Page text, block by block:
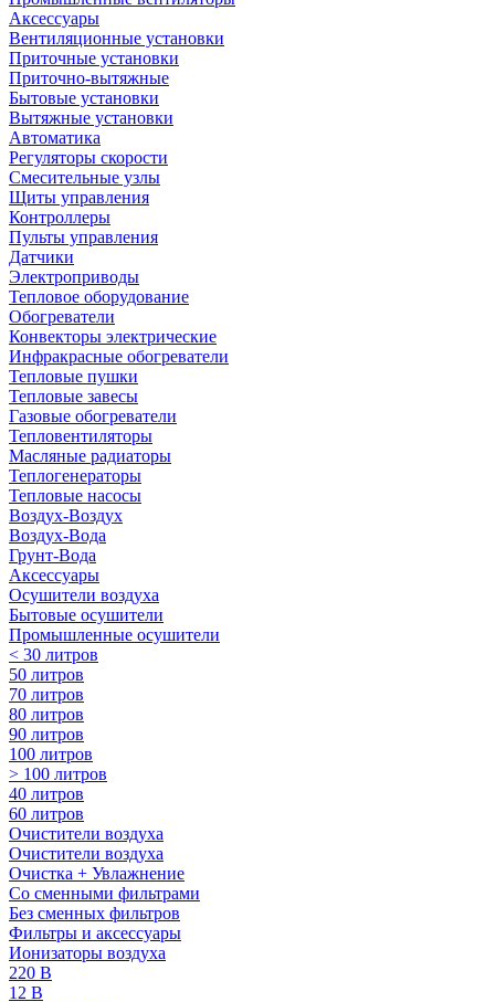
Аксессуары
Вентиляционные установки
Приточные установки
Приточно-вытяжные
Бытовые установки
Вытяжные установки
Автоматика
Регуляторы скорости
Смесительные узлы
Щиты управления
Контроллеры
Пульты управления
Датчики
Электроприводы
Тепловое оборудование
Обогреватели
Конвекторы электрические
Инфракрасные обогреватели
Тепловые пушки
Тепловые завесы
Газовые обогреватели
Тепловентиляторы
Масляные радиаторы
Теплогенераторы
Тепловые насосы
Воздух-Воздух
Воздух-Вода
Грунт-Вода
Аксессуары
Осушители воздуха
Бытовые осушители
Промышленные осушители
< 30 литров
50 литров
70 литров
80 литров
90 литров
100 литров
> 100 литров
40 литров
60 литров
Очистители воздуха
Очистители воздуха
Очистка + Увлажнение
Cо сменными фильтрами
Без сменных фильтров
Фильтры и аксессуары
Ионизаторы воздуха
220 В
12 В